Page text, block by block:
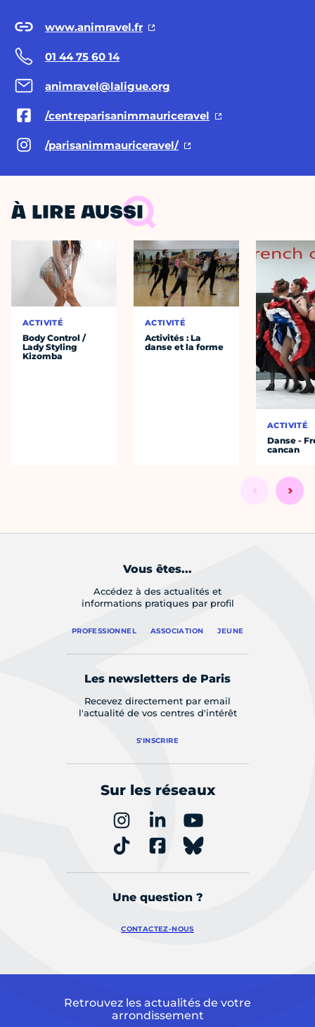
www.animravel.fr
01 44 75 60 14
animravel@laligue.org
/centreparisanimmauriceravel
/parisanimmauriceravel/
À LIRE AUSSI
ACTIVITÉ
Body Control /
Lady Styling
Kizomba
ACTIVITÉ
Activités : La
danse et la forme
ACTIVITÉ
Danse -
cancan
Vous êtes...
Accédez à des actualités et
informations pratiques par profil
PROFESSIONNEL ASSOCIATION JEUNE
Les newsletters de Paris
Recevez directement par email
l'actualité de vos centres d'intérêt
S'INSCRIRE
Sur les réseaux
Une question ?
CONTACTEZ-NOUS
Retrouvez les actualités de votre
arrondissement